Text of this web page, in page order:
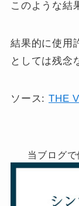
このような結
結果的に使用
としては残念
ソース: THE
当ブログ